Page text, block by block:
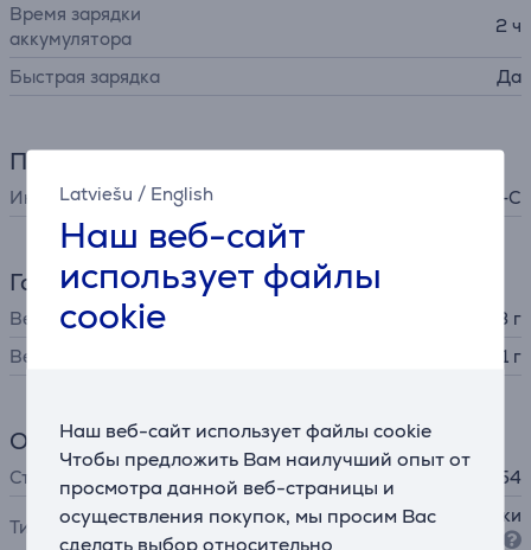
Latviešu / English
Наш веб-сайт
использует файлы
cookie
Наш веб-сайт использует файлы cookie
Чтобы предложить Вам наилучший опыт от
просмотра данной веб-страницы и
осуществления покупок, мы просим Вас
сделать выбор относительно
Время зарядки
аккумулятора
2 ч
Быстрая зарядка Да
Питание
Интерфейс зарядки USB-C
Габариты
Вес
4,3 г
Вес зарядного футляра
41 г
Общий параметр
Степень защиты IP54
Тип
внутриканальные наушники